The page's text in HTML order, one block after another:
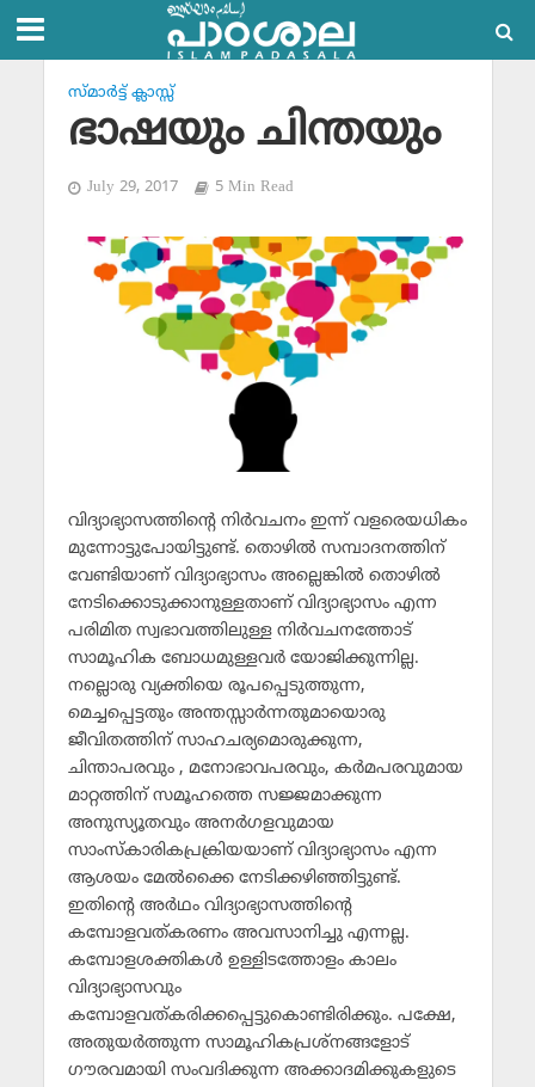
സ്മാര്‍ട്ട് ക്ലാസ്സ്‌
ഭാഷയും ചിന്തയും
July 29, 2017 5 Min Read
വിദ്യാഭ്യാസത്തിന്റെ നിര്‍വചനം ഇന്ന് വളരെയധികം
മുന്നോട്ടുപോയിട്ടുണ്ട്. തൊഴില്‍ സമ്പാദനത്തിന്
വേണ്ടിയാണ് വിദ്യാഭ്യാസം അല്ലെങ്കില്‍ തൊഴില്‍
നേടിക്കൊടുക്കാനുള്ളതാണ് വിദ്യാഭ്യാസം എന്ന
പരിമിത സ്വഭാവത്തിലുള്ള നിര്‍വചനത്തോട്
സാമൂഹിക ബോധമുള്ളവര്‍ യോജിക്കുന്നില്ല.
നല്ലൊരു വ്യക്തിയെ രൂപപ്പെടുത്തുന്ന,
മെച്ചപ്പെട്ടതും അന്തസ്സാര്‍ന്നതുമായൊരു
ജീവിതത്തിന് സാഹചര്യമൊരുക്കുന്ന,
ചിന്താപരവും , മനോഭാവപരവും, കര്‍മപരവുമായ
മാറ്റത്തിന് സമൂഹത്തെ സജ്ജമാക്കുന്ന
അനുസ്യൂതവും അനര്‍ഗളവുമായ
സാംസ്‌കാരികപ്രക്രിയയാണ് വിദ്യാഭ്യാസം എന്ന
ആശയം മേല്‍ക്കൈ നേടിക്കഴിഞ്ഞിട്ടുണ്ട്.
ഇതിന്റെ അര്‍ഥം വിദ്യാഭ്യാസത്തിന്റെ
കമ്പോളവത്കരണം അവസാനിച്ചു എന്നല്ല.
കമ്പോളശക്തികള്‍ ഉള്ളിടത്തോളം കാലം
വിദ്യാഭ്യാസവും
കമ്പോളവത്കരിക്കപ്പെട്ടുകൊണ്ടിരിക്കും. പക്ഷേ,
അതുയര്‍ത്തുന്ന സാമൂഹികപ്രശ്‌നങ്ങളോട്
ഗൗരവമായി സംവദിക്കുന്ന അക്കാദമിക്കുകളുടെ